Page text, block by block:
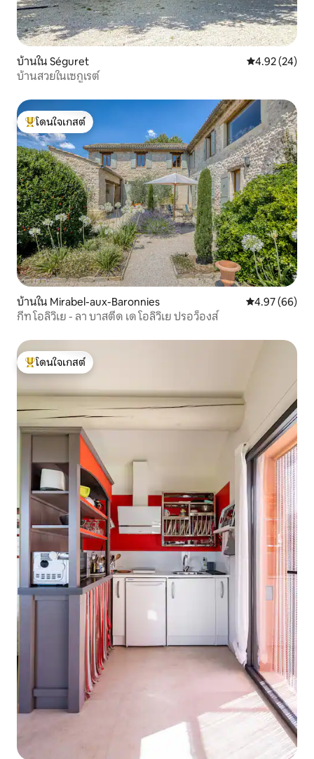
บ้านใน Séguret คะแนนเฉลี่ย
4.92 (24)
บ้านสวยในเซกูเรต์
โดนใจเกสต์ที่สุด
โดนใจเกสต์
บ้านใน Mirabel-aux-Baronnies คะแนนเฉลี่ย
4.97 (66)
กีท โอลิวิเย - ลา บาสตีด เด โอลิวิเย ปรอว็องส์
โดนใจเกสต์ที่สุด
โดนใจเกสต์